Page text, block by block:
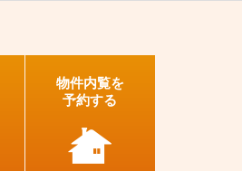
物件内覧を
予約する